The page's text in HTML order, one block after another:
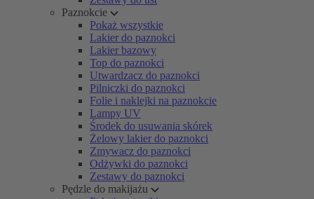
Paznokcie
Pokaż wszystkie
Lakier do paznokci
Lakier bazowy
Top do paznokci
Utwardzacz do paznokci
Pilniczki do paznokci
Folie i naklejki na paznokcie
Lampy UV
Środek do usuwania skórek
Żelowy lakier do paznokci
Zmywacz do paznokci
Odżywki do paznokci
Zestawy do paznokci
Pędzle do makijażu